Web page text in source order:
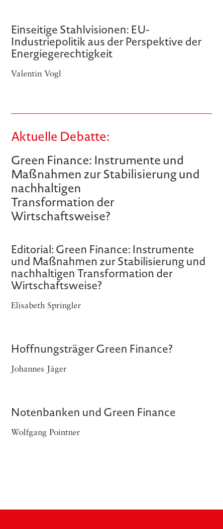
Einseitige Stahlvisionen: EU-
Industriepolitik aus der Perspektive der
Energiegerechtigkeit
Valentin Vogl
Aktuelle Debatte:
Green Finance: Instrumente und
Maßnahmen zur Stabilisierung und
nachhaltigen
Transformation der
Wirtschaftsweise?
Editorial: Green Finance: Instrumente
und Maßnahmen zur Stabilisierung und
nachhaltigen Transformation der
Wirtschaftsweise?
Elisabeth Springler
Hoffnungsträger Green Finance?
Johannes Jäger
Notenbanken und Green Finance
Wolfgang Pointner